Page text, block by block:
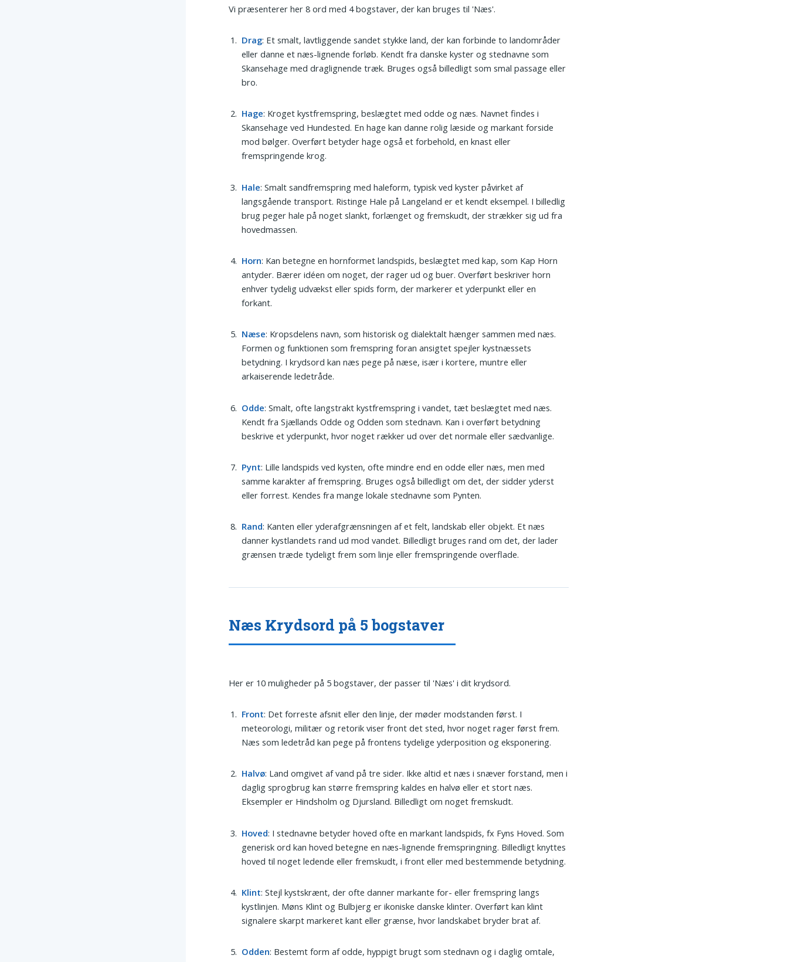
Vi præsenterer her 8 ord med 4 bogstaver, der kan bruges til 'Næs'.
Drag: Et smalt, lavtliggende sandet stykke land, der kan forbinde to landområder
eller danne et næs-lignende forløb. Kendt fra danske kyster og stednavne som
Skansehage med draglignende træk. Bruges også billedligt som smal passage eller
bro.
Hage: Kroget kystfremspring, beslægtet med odde og næs. Navnet findes i
Skansehage ved Hundested. En hage kan danne rolig læside og markant forside
mod bølger. Overført betyder hage også et forbehold, en knast eller
fremspringende krog.
Hale: Smalt sandfremspring med haleform, typisk ved kyster påvirket af
langsgående transport. Ristinge Hale på Langeland er et kendt eksempel. I billedlig
brug peger hale på noget slankt, forlænget og fremskudt, der strækker sig ud fra
hovedmassen.
Horn: Kan betegne en hornformet landspids, beslægtet med kap, som Kap Horn
antyder. Bærer idéen om noget, der rager ud og buer. Overført beskriver horn
enhver tydelig udvækst eller spids form, der markerer et yderpunkt eller en
forkant.
Næse: Kropsdelens navn, som historisk og dialektalt hænger sammen med næs.
Formen og funktionen som fremspring foran ansigtet spejler kystnæssets
betydning. I krydsord kan næs pege på næse, især i kortere, muntre eller
arkaiserende ledetråde.
Odde: Smalt, ofte langstrakt kystfremspring i vandet, tæt beslægtet med næs.
Kendt fra Sjællands Odde og Odden som stednavn. Kan i overført betydning
beskrive et yderpunkt, hvor noget rækker ud over det normale eller sædvanlige.
Pynt: Lille landspids ved kysten, ofte mindre end en odde eller næs, men med
samme karakter af fremspring. Bruges også billedligt om det, der sidder yderst
eller forrest. Kendes fra mange lokale stednavne som Pynten.
Rand: Kanten eller yderafgrænsningen af et felt, landskab eller objekt. Et næs
danner kystlandets rand ud mod vandet. Billedligt bruges rand om det, der lader
grænsen træde tydeligt frem som linje eller fremspringende overflade.
Næs Krydsord på 5 bogstaver
Her er 10 muligheder på 5 bogstaver, der passer til 'Næs' i dit krydsord.
Front: Det forreste afsnit eller den linje, der møder modstanden først. I
meteorologi, militær og retorik viser front det sted, hvor noget rager først frem.
Næs som ledetråd kan pege på frontens tydelige yderposition og eksponering.
Halvø: Land omgivet af vand på tre sider. Ikke altid et næs i snæver forstand, men i
daglig sprogbrug kan større fremspring kaldes en halvø eller et stort næs.
Eksempler er Hindsholm og Djursland. Billedligt om noget fremskudt.
Hoved: I stednavne betyder hoved ofte en markant landspids, fx Fyns Hoved. Som
generisk ord kan hoved betegne en næs-lignende fremspringning. Billedligt knyttes
hoved til noget ledende eller fremskudt, i front eller med bestemmende betydning.
Klint: Stejl kystskrænt, der ofte danner markante for- eller fremspring langs
kystlinjen. Møns Klint og Bulbjerg er ikoniske danske klinter. Overført kan klint
signalere skarpt markeret kant eller grænse, hvor landskabet bryder brat af.
Odden: Bestemt form af odde, hyppigt brugt som stednavn og i daglig omtale,